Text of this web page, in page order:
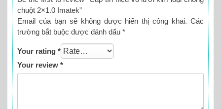
chuột 2×1.0 Imatek”
Email của bạn sẽ không được hiển thị công khai. Các
trường bắt buộc được đánh dấu *
Your rating *
Your review *